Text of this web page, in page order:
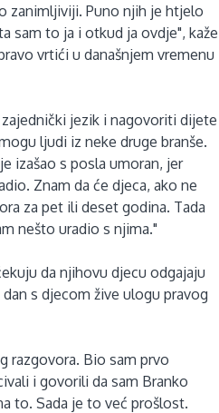
zanimljiviji. Puno njih je htjelo
sam to ja i otkud ja ovdje", kaže
vrtići u današnjem vremenu
jezik i nagovoriti dijete
ljudi iz neke druge branše.
izašao s posla umoran, jer
Znam da će djeca, ako ne
za pet ili deset godina. Tada
nešto uradio s njima."
da njihovu djecu odgajaju
s djecom žive ulogu pravog
razgovora. Bio sam prvo
i govorili da sam Branko
to. Sada je to već prošlost.